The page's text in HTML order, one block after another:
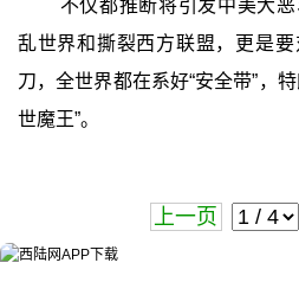
不仅都推断将引发中美大
乱世界和撕裂西方联盟，更是
刀，全世界都在系好“安全带”，
世魔王”。
上一页